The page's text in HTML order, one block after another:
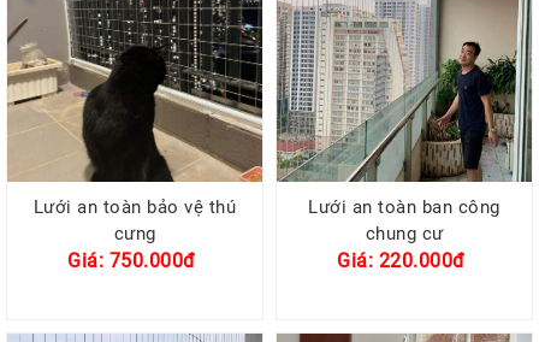
Lưới an toàn bảo vệ thú
cưng
Giá: 750.000đ
Lưới an toàn ban công
chung cư
Giá: 220.000đ